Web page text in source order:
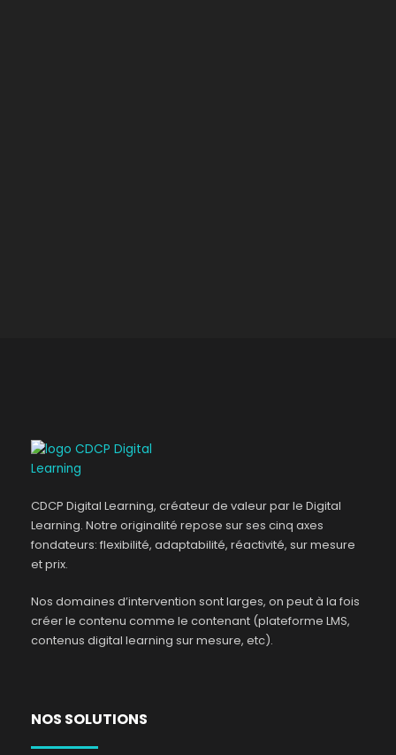
CDCP Digital Learning, créateur de valeur par le Digital
Learning. Notre originalité repose sur ses cinq axes
fondateurs: flexibilité, adaptabilité, réactivité, sur mesure
et prix.
Nos domaines d’intervention sont larges, on peut à la fois
créer le contenu comme le contenant (plateforme LMS,
contenus digital learning sur mesure, etc).
NOS SOLUTIONS